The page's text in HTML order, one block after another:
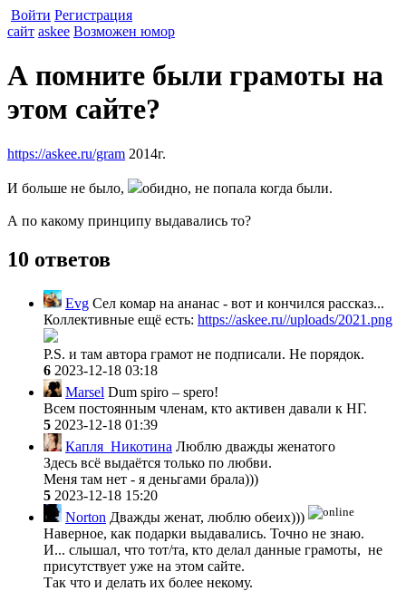
Войти Регистрация
сайт askee Возможен юмор
А помните были грамоты на
этом сайте?
https://askee.ru/gram 2014г.
И больше не было, обидно, не попала когда были.
А по какому принципу выдавались то?
10 ответов
Evg Сел комар на ананас - вот и кончился рассказ...
Коллективные ещё есть: https://askee.ru//uploads/2021.png
P.S. и там автора грамот не подписали. Не порядок.
6 2023-12-18 03:18
Marsel Dum spiro – spero!
Всем постоянным членам, кто активен давали к НГ.
5 2023-12-18 01:39
Капля_Никотина Люблю дважды женатого
Здесь всё выдаётся только по любви.
Меня там нет - я деньгами брала)))
5 2023-12-18 15:20
Norton Дважды женат, люблю обеих)))
Наверное, как подарки выдавались. Точно не знаю.
И... слышал, что тот/та, кто делал данные грамоты, не
присутствует уже на этом сайте.
Так что и делать их более некому.